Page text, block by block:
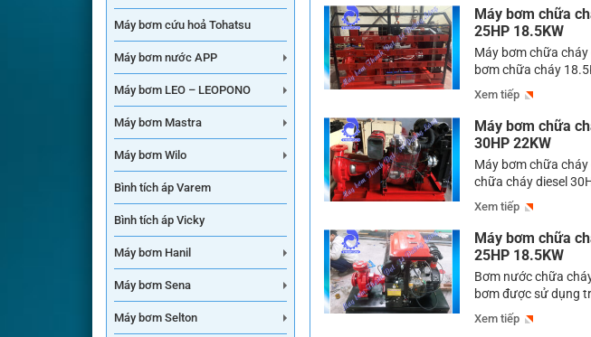
Máy bơm cứu hoả Tohatsu
Máy bơm nước APP
Máy bơm LEO – LEOPONO
Máy bơm Mastra
Máy bơm Wilo
Bình tích áp Varem
Bình tích áp Vicky
Máy bơm Hanil
Máy bơm Sena
Máy bơm Selton
Máy bơm chữa
25HP 18.5KW
Máy bơm chữa cháy
bơm chữa cháy
trường bơm chữa
vào các hệ thống
[…]
Xem tiếp
Máy bơm chữa
30HP 22KW
Máy bơm chữa
chữa cháy diesel
diesel 30HP là dòng
dùng để cung cấp
nhiều model […]
Xem tiếp
Máy bơm chữa
25HP 18.5KW
Bơm nước chữa
bơm được sử dụng
cháy diesel là dòng
phẩm bơm có khả
Xem tiếp